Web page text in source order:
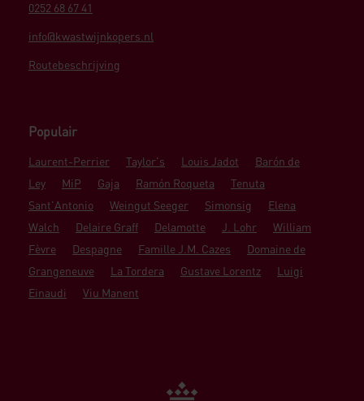
0252 68 67 41
info@kwastwijnkopers.nl
Routebeschrijving
Populair
Laurent-Perrier Taylor's Louis Jadot
Barón de
Ley
MiP Gaja Ramón Roqueta
Tenuta
Sant'Antonio
Weingut Seeger Simonsig
Elena
Walch
Delaire Graff Delamotte J. Lohr
William
Fèvre
Despagne Famille J.M. Cazes
Domaine de
Grangeneuve
La Tordera Gustave Lorentz
Luigi
Einaudi
Viu Manent